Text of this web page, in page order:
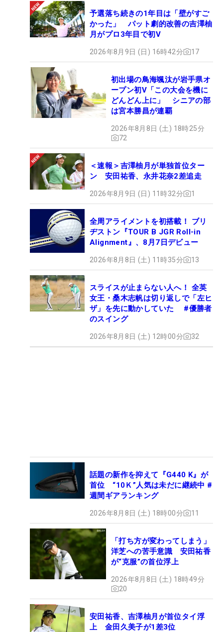
予選落ち続きの1年目は「壁がすご
かった」 パット劇的改善の吉澤柚
月がプロ3年目で初V
2026年8月9日 (日) 16時42分 17
初出場の鳥海颯汰が岩手県オ
ープン初V「この大会を機に
どんどん上に」 シニアの部
は宮本勝昌が連覇
2026年8月8日 (土) 18時25分
72
＜速報＞吉澤柚月が単独首位ター
ン 安田祐香、永井花奈2差追走
2026年8月9日 (日) 11時32分 1
全周アライメントを初搭載！ ブリ
ヂストン『TOUR B JGR Roll-in
Alignment』、8月7日デビュー
2026年8月8日 (土) 11時35分 13
スライスが止まらない人へ！ 全英
女王・桑木志帆は切り返しで「左ヒ
ザ」を先に動かしていた #優勝者
のスイング
2026年8月8日 (土) 12時00分 32
話題の新作を抑えて『G440 K』が
首位 “10Ｋ”人気は未だに継続中 #
週間ギアランキング
2026年8月8日 (土) 18時00分 11
「打ち方が変わってしまう」
洋芝への苦手意識 安田祐香
が“克服”の首位浮上
2026年8月8日 (土) 18時49分
20
安田祐香、吉澤柚月が首位タイ浮
上 金田久美子が1差3位